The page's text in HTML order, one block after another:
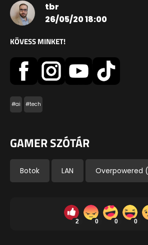
tbr
26/05/20 18:00
KÖVESS MINKET!
#ai #tech
GAMER SZÓTÁR
Botok LAN Overpowered
2 0 0 0